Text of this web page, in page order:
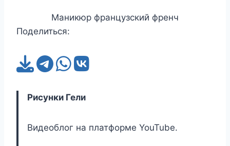
Маникюр французский френч
Поделиться:
Рисунки Гели
Видеоблог на платформе YouTube.